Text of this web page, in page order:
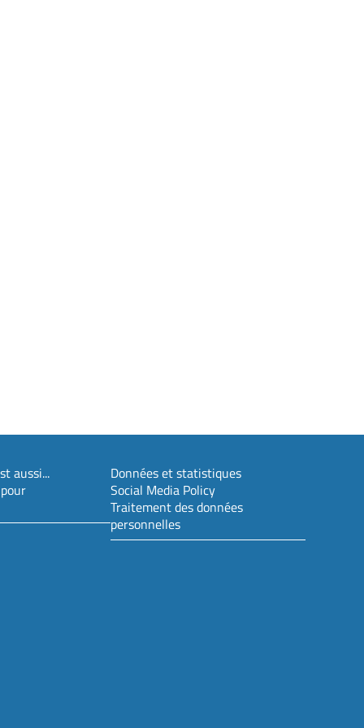
aussi...
Données et statistiques
Social Media Policy
Traitement des données
personnelles